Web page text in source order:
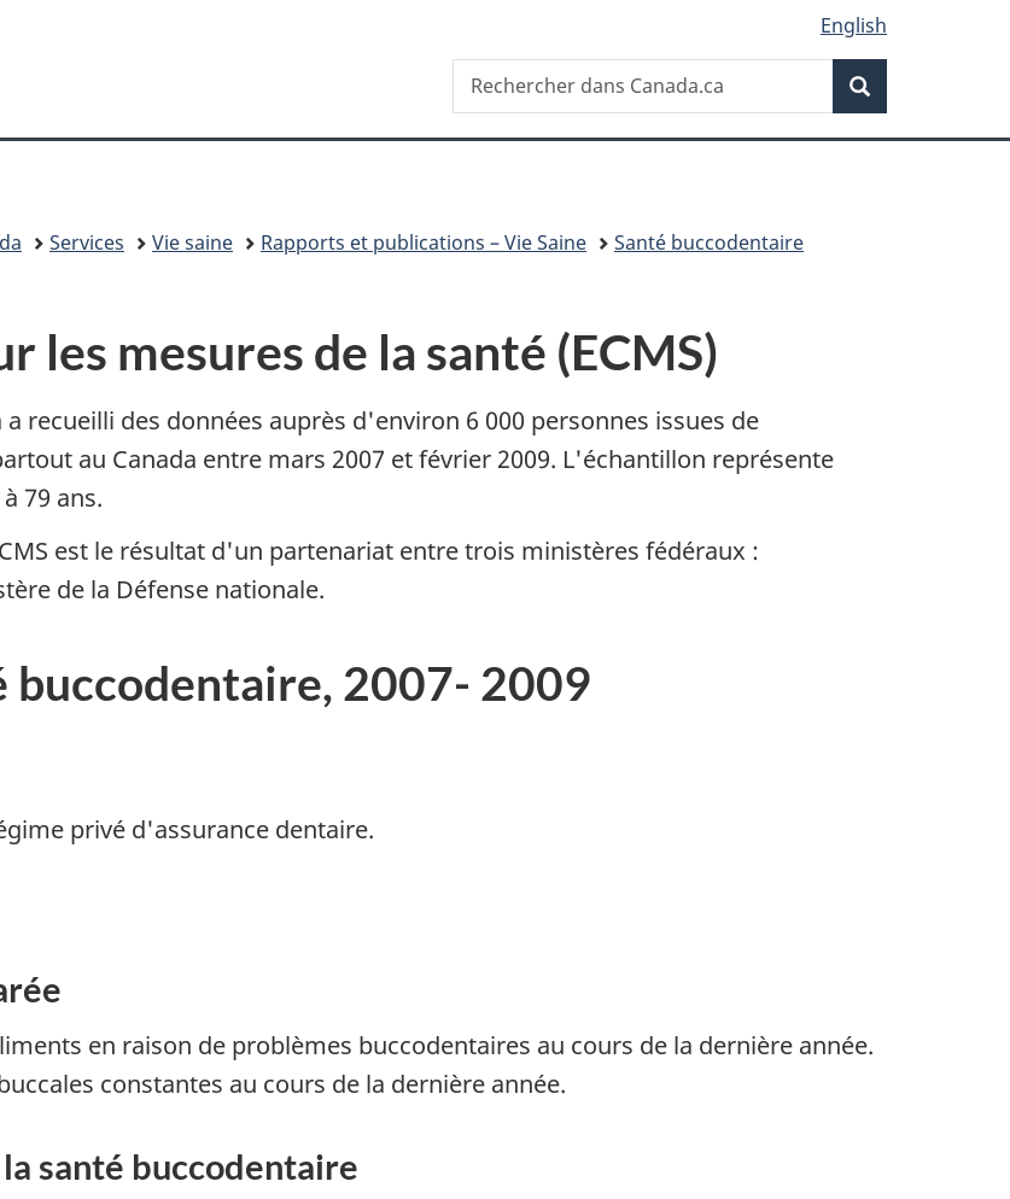
sujet
HTML
English
Recherche
Rechercher
dans
Services Vie saine Rapports et publications – Vie Saine Santé buccodentaire
les mesures de la santé (ECMS)
recueilli des données auprès d'environ 6 000 personnes issues de
au Canada entre mars 2007 et février 2009. L'échantillon représente
79 ans.
est le résultat d'un partenariat entre trois ministères fédéraux :
de la Défense nationale.
buccodentaire, 2007- 2009
privé d'assurance dentaire.
en raison de problèmes buccodentaires au cours de la dernière année.
constantes au cours de la dernière année.
santé buccodentaire